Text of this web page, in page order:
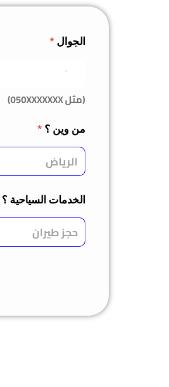
الجوال *
(مثل 050XXXXXXX)
من وين ؟ *
الخدمات السياحية ؟